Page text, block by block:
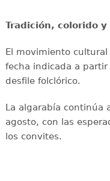
Tradición, colorido
El movimiento
fecha indicada a
desfile folclórico.
La algarabía continúa
agosto, con las
los convites.